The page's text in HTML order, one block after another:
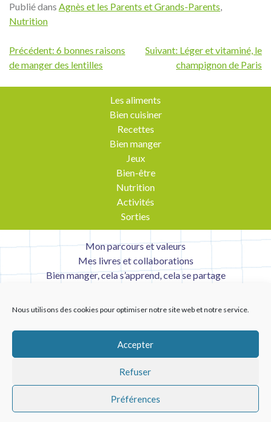
Nous utilisons des cookies pour optimiser notre site web et notre service.
Accepter
Refuser
Préférences
Publié dans Agnès et les Parents et Grands-Parents,
Nutrition
Navigation
de
l’article
Précédent: 6 bonnes raisons
de manger des lentilles
Suivant: Léger et vitaminé, le
champignon de Paris
Les aliments
Bien cuisiner
Recettes
Bien manger
Jeux
Bien-être
Nutrition
Activités
Sorties
Mon parcours et valeurs
Mes livres et collaborations
Bien manger, cela s’apprend, cela se partage
Mentions légales